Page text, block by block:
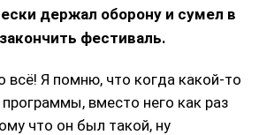
держал оборону и сумел в
фестиваль.
всё! Я помню, что когда какой-то
вместо него как раз
что он был такой, ну